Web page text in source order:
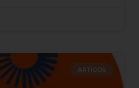
ARTIGOS